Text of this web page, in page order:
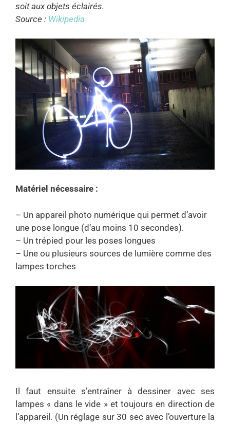
soit aux objets éclairés.
Source : Wikipedia
Matériel nécessaire :
– Un appareil photo numérique qui permet d’avoir
une pose longue (d’au moins 10 secondes).
– Un trépied pour les poses longues
– Une ou plusieurs sources de lumière comme des
lampes torches
Il faut ensuite s’entraîner à dessiner avec ses
lampes « dans le vide » et toujours en direction de
l’appareil. (Un réglage sur 30 sec avec l’ouverture la